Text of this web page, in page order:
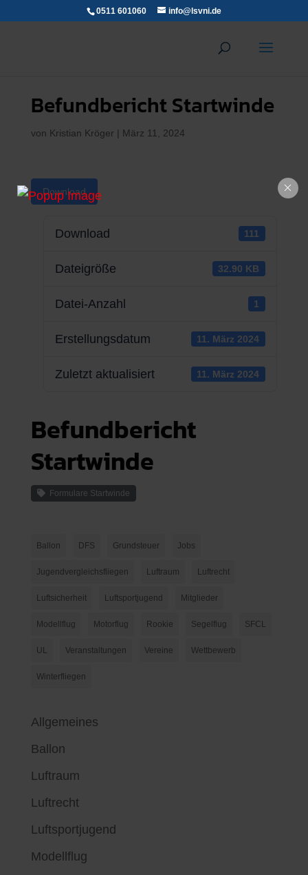
0511 601060 info@lsvni.de
Befundbericht Startwinde
von Kristian Kröger | März 11, 2024
Download
Download 111
Dateigröße 32.90 KB
Datei-Anzahl 1
Erstellungsdatum 11. März 2024
Zuletzt aktualisiert 11. März 2024
Befundbericht
Startwinde
Formulare Startwinde
Ballon DFS Grundsteuer Jobs
Jugendvergleichsfliegen Luftraum Luftrecht
Luftsicherheit Luftsportjugend Mitglieder
Modellflug Motorflug Rookie Segelflug SFCL
UL Veranstaltungen Vereine Wettbewerb
Winterfliegen
Allgemeines
Ballon
Luftraum
Luftrecht
Luftsportjugend
Modellflug